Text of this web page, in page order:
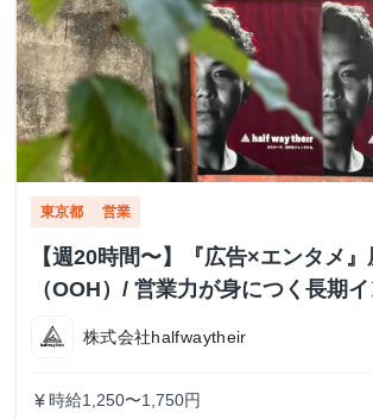
東京都 営業
【週20時間〜】『広告×エンタメ
（OOH）/ 営業力が身につく長期
株式会社halfwaytheir
currency_yen 時給1,250〜1,750円